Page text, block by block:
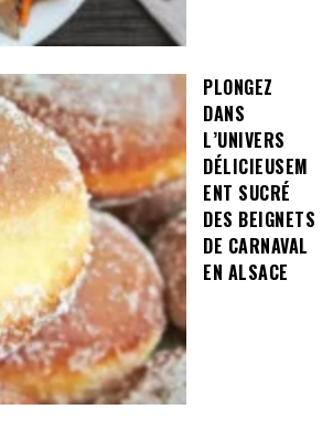
PLONGEZ
DANS
L’UNIVERS
DÉLICIEUSEM
ENT SUCRÉ
DES BEIGNETS
DE CARNAVAL
EN ALSACE